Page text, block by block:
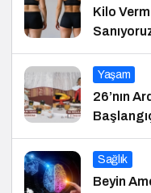
Kilo
Yaşam
26’nın
Sağlık
Beyin